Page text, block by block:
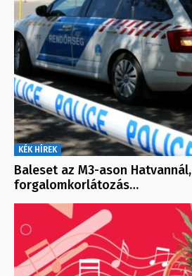
KÉK HÍREK
Baleset az M3-ason Hatvannál,
forgalomkorlátozás…